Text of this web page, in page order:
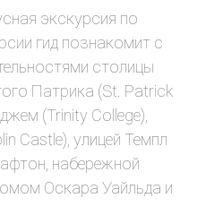
экскурсия по
гид познакомит с
столицы
Патрика (St. Patrick
(Trinity College),
Castle), улицей Темпл
набережной
Оскара Уайльда и